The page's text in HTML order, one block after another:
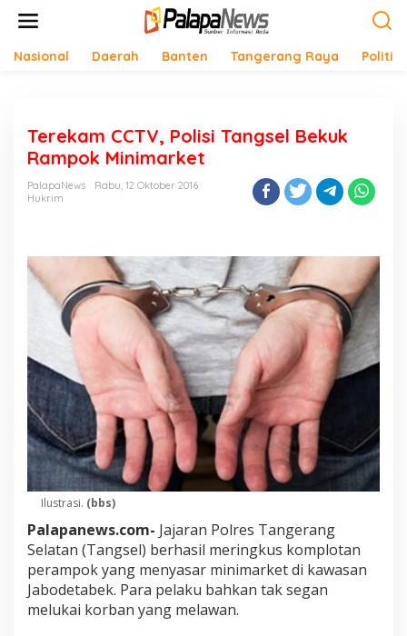
Nasional Daerah Banten Tangerang Raya Politik
Terekam CCTV, Polisi Tangsel Bekuk
Rampok Minimarket
PalapaNews
Rabu, 12 Oktober 2016
Hukrim
Ilustrasi. (bbs)
Palapanews.com- Jajaran Polres Tangerang
Selatan (Tangsel) berhasil meringkus komplotan
perampok yang menyasar minimarket di kawasan
Jabodetabek. Para pelaku bahkan tak segan
melukai korban yang melawan.